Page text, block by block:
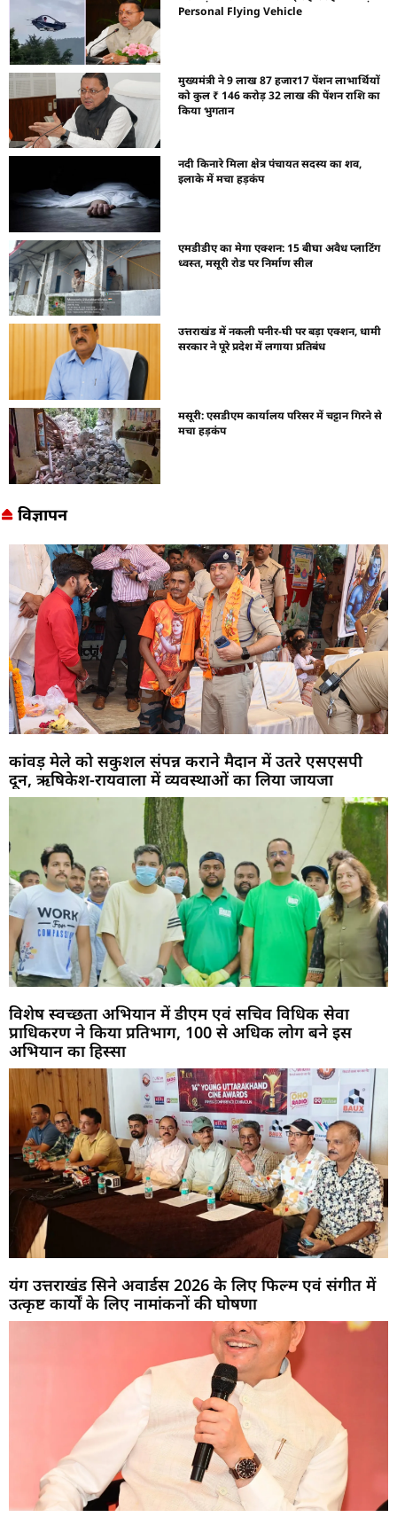
Personal Flying Vehicle
मुख्यमंत्री ने 9 लाख 87 हजार17 पेंशन लाभार्थियों
को कुल ₹ 146 करोड़ 32 लाख की पेंशन राशि का
किया भुगतान
नदी किनारे मिला क्षेत्र पंचायत सदस्य का शव,
इलाके में मचा हड़कंप
एमडीडीए का मेगा एक्शन: 15 बीघा अवैध प्लाटिंग
ध्वस्त, मसूरी रोड पर निर्माण सील
उत्तराखंड में नकली पनीर-घी पर बड़ा एक्शन, धामी
सरकार ने पूरे प्रदेश में लगाया प्रतिबंध
मसूरी: एसडीएम कार्यालय परिसर में चट्टान गिरने से
मचा हड़कंप
विज्ञापन
कांवड़ मेले को सकुशल संपन्न कराने मैदान में उतरे एसएसपी
दून, ऋषिकेश-रायवाला में व्यवस्थाओं का लिया जायजा
विशेष स्वच्छता अभियान में डीएम एवं सचिव विधिक सेवा
प्राधिकरण ने किया प्रतिभाग, 100 से अधिक लोग बने इस
अभियान का हिस्सा
यंग उत्तराखंड सिने अवार्डस 2026 के लिए फिल्म एवं संगीत में
उत्कृष्ट कार्यों के लिए नामांकनों की घोषणा